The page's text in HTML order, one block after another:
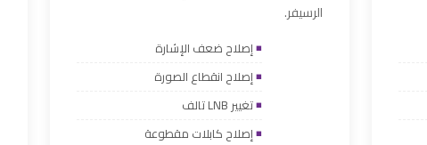
الرسيفر.
إصلاح ضعف الإشارة
إصلاح انقطاع الصورة
تغيير LNB تالف
إصلاح كابلات مقطوعة